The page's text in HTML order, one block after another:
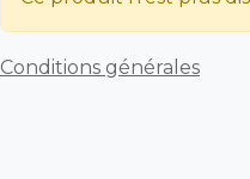
Conditions générales